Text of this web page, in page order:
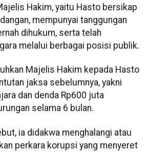
Hakim, yaitu Hasto bersikap
mempunyai tanggungan
dihukum, serta telah
melalui berbagai posisi publik.
Majelis Hakim kepada Hasto
jaksa sebelumnya, yakni
dan denda Rp600 juta
selama 6 bulan.
ia didakwa menghalangi atau
perkara korupsi yang menyeret